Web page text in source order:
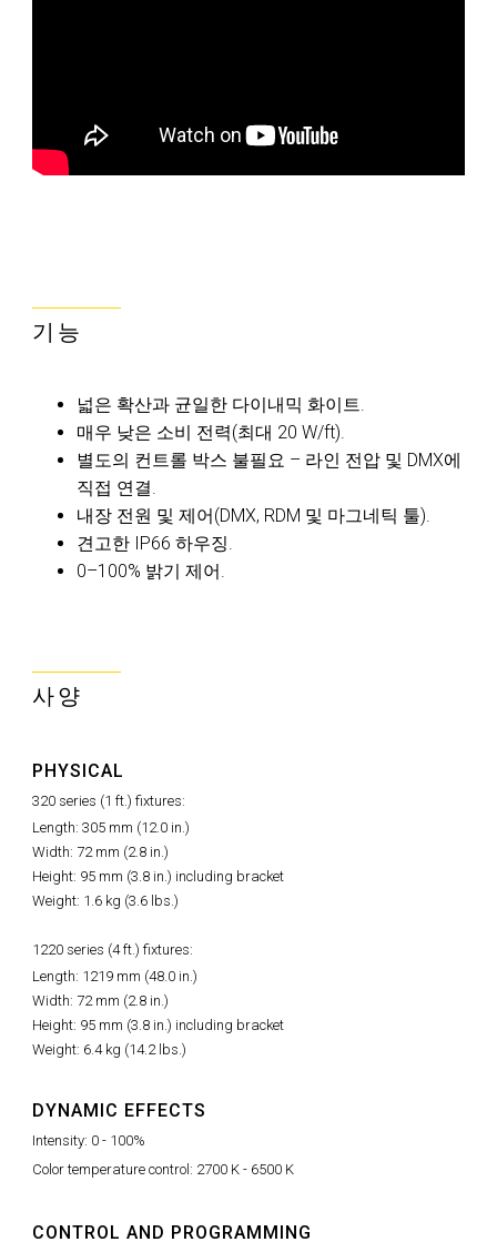
기능
넓은 확산과 균일한 다이내믹 화이트.
매우 낮은 소비 전력(최대 20 W/ft).
별도의 컨트롤 박스 불필요 – 라인 전압 및 DMX에
직접 연결.
내장 전원 및 제어(DMX, RDM 및 마그네틱 툴).
견고한 IP66 하우징.
0–100% 밝기 제어.
사양
PHYSICAL
320 series (1 ft.) fixtures:
Length: 305 mm (12.0 in.)
Width: 72 mm (2.8 in.)
Height: 95 mm (3.8 in.) including bracket
Weight: 1.6 kg (3.6 lbs.)
1220 series (4 ft.) fixtures:
Length: 1219 mm (48.0 in.)
Width: 72 mm (2.8 in.)
Height: 95 mm (3.8 in.) including bracket
Weight: 6.4 kg (14.2 lbs.)
DYNAMIC EFFECTS
Intensity: 0 - 100%
Color temperature control: 2700 K - 6500 K
CONTROL AND PROGRAMMING